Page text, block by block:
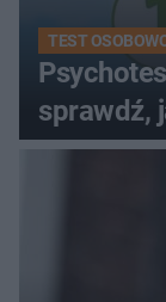
TEST
sprawdź,